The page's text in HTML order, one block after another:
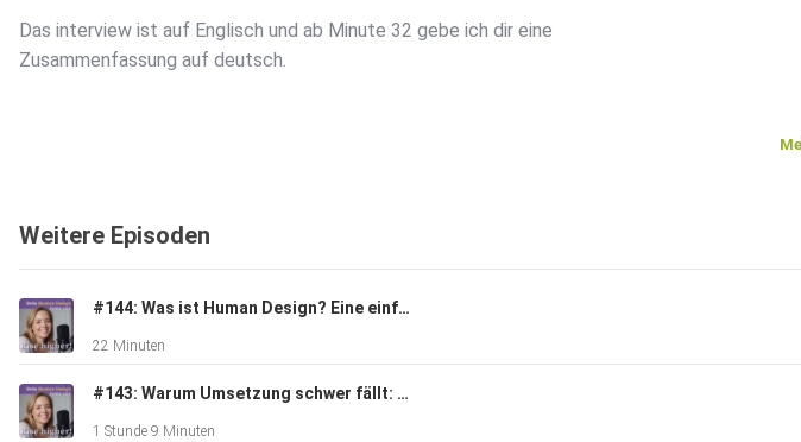
Das interview ist auf Englisch und ab Minute 32 gebe ich dir eine
Zusammenfassung auf deutsch.
Verbinde dich mit Raviji
Vedic Science Virtual University
http://www.vedic-sciences.com/Courses-Offered-by-the-University/Courses-with-Online-
Weitere Episoden
#144: Was ist Human Design? Eine einfache Erklarung!
22 Minuten
#143: Warum Umsetzung schwer fällt: Hohe Intelligenz, Human Design & der Weg aus dem Selbstzweifel - Gespräch mit Miriam Michaelsen
1 Stunde 9 Minuten